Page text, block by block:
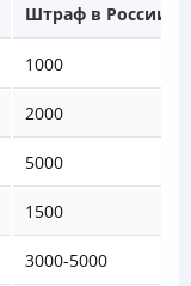
Штраф в России
1000
2000
5000
1500
3000-5000